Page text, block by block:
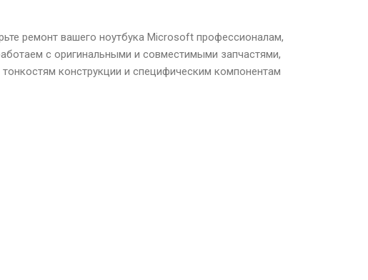
ремонт вашего ноутбука Microsoft профессионалам,
с оригинальными и совместимыми запчастями,
конструкции и специфическим компонентам